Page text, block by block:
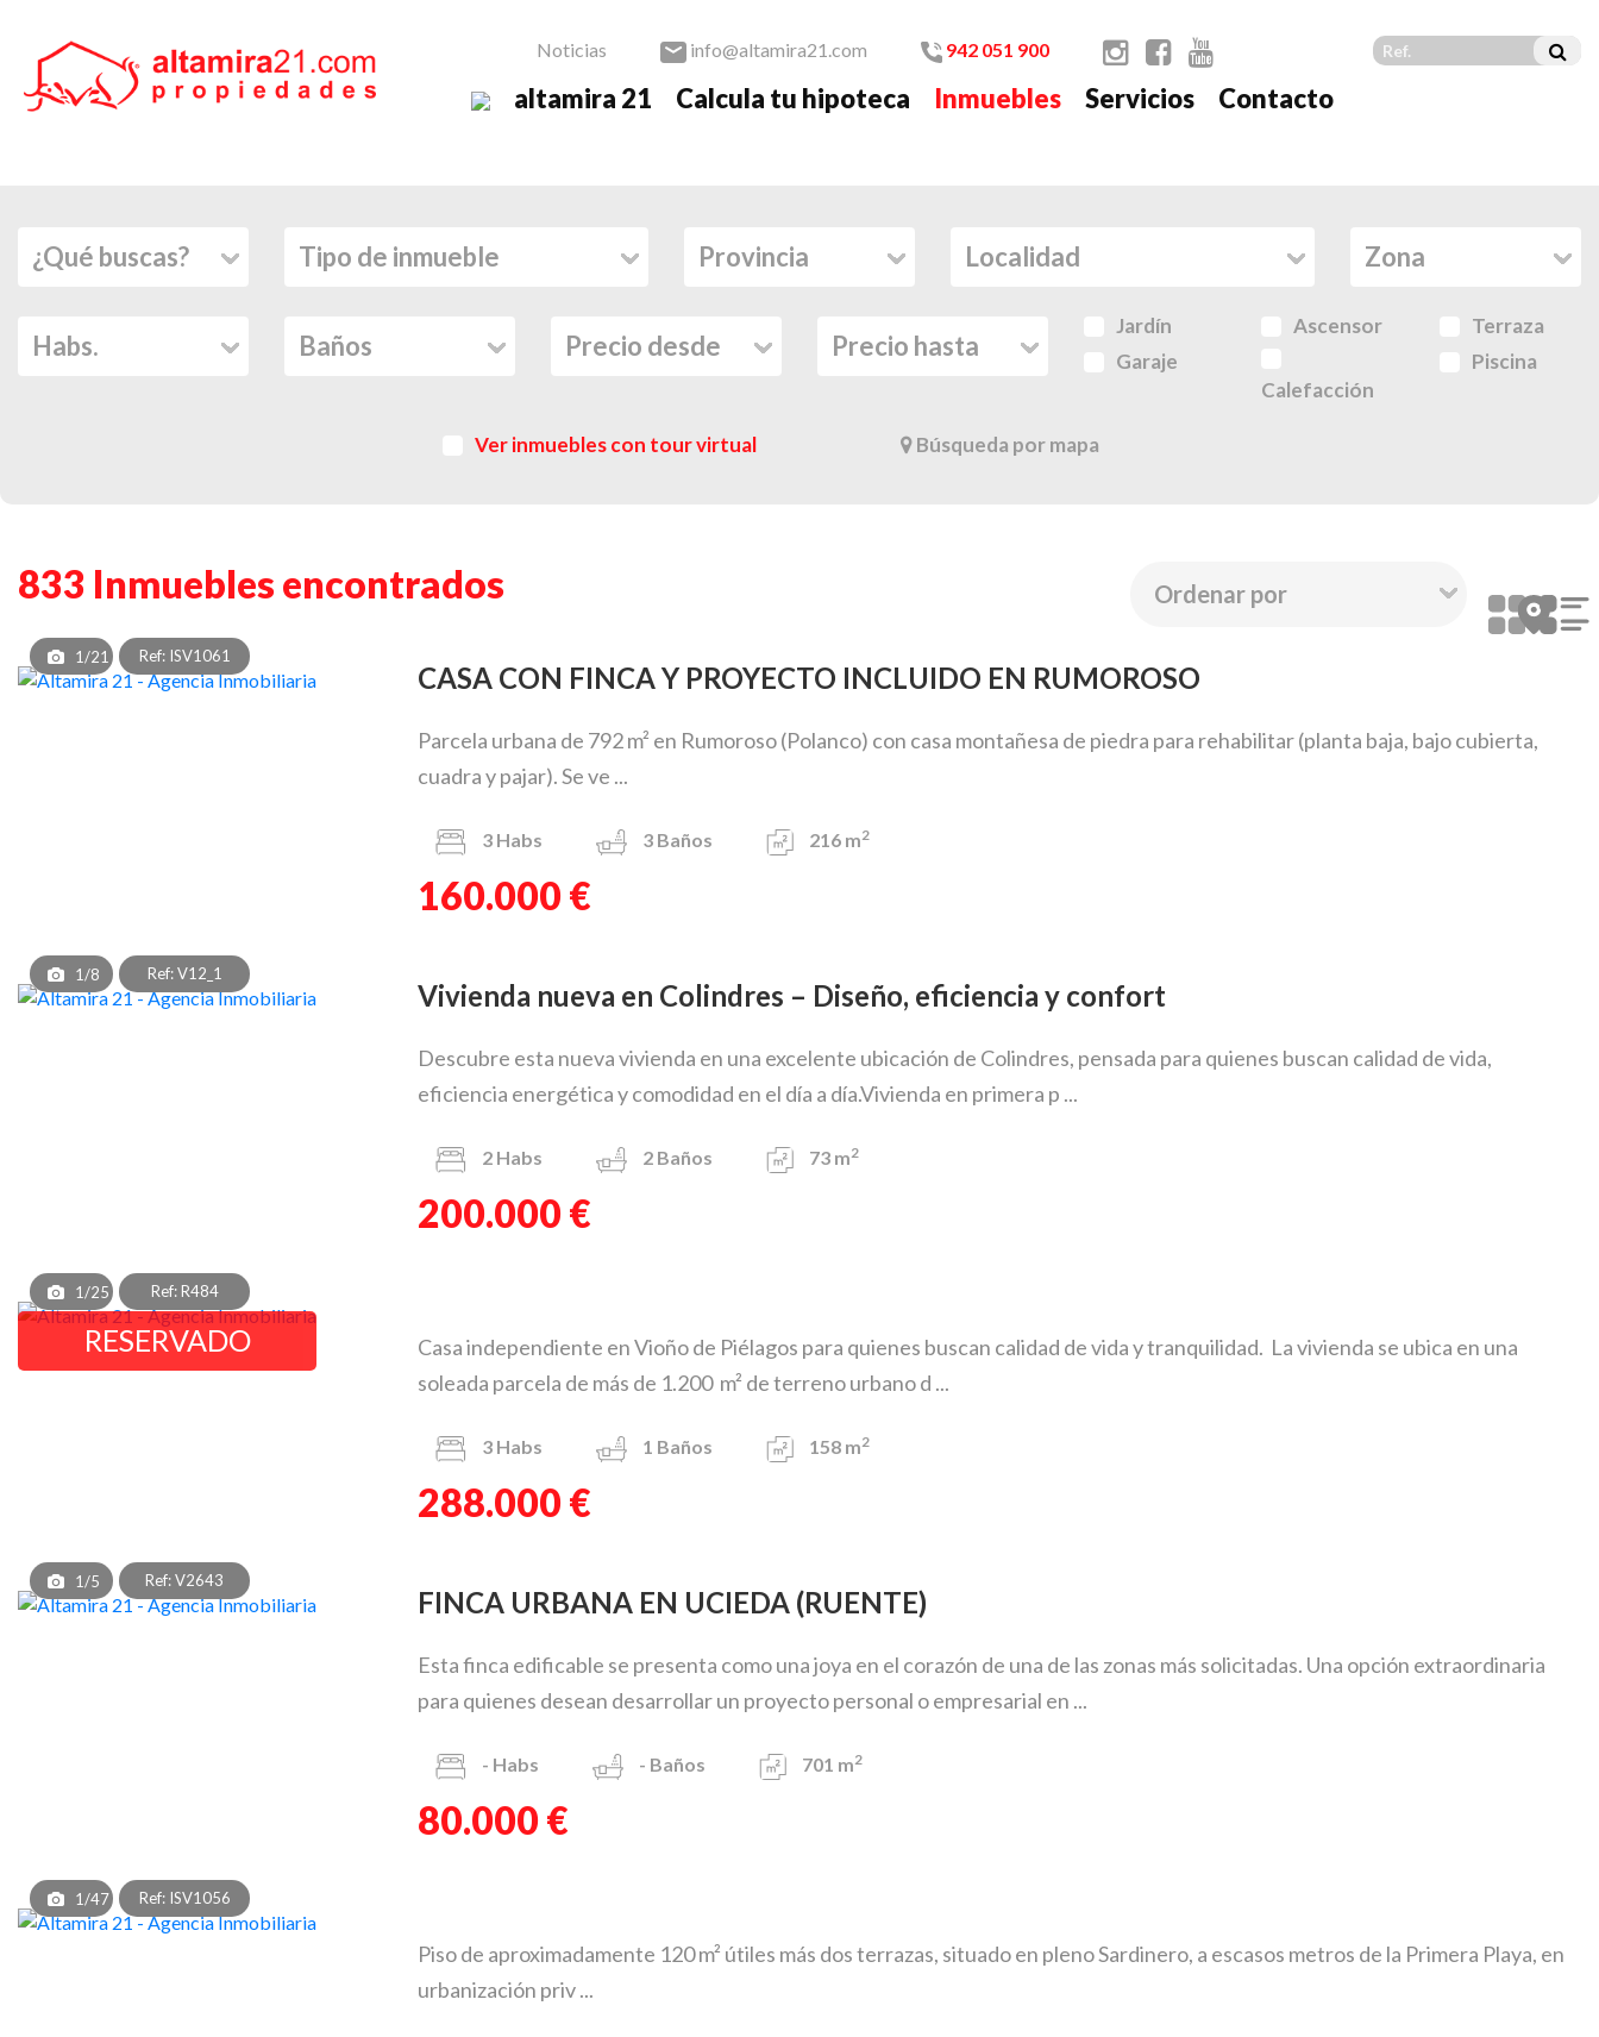
Noticias info@altamira21.com 942 051 900
altamira 21 Calcula tu hipoteca Inmuebles Servicios Contacto
Jardín Ascensor
Terraza
Garaje
Calefacción
Piscina
Ver inmuebles con tour virtual Búsqueda por mapa
833 Inmuebles encontrados
1/21 Ref: ISV1061
CASA CON FINCA Y PROYECTO INCLUIDO EN RUMOROSO
Parcela urbana de 792 m² en Rumoroso (Polanco) con casa montañesa de piedra para rehabilitar (planta baja, bajo cubierta,
cuadra y pajar). Se ve ...
3 Habs 3 Baños 216 m2
160.000 €
1/8 Ref: V12_1
Vivienda nueva en Colindres – Diseño, eficiencia y confort
Descubre esta nueva vivienda en una excelente ubicación de Colindres, pensada para quienes buscan calidad de vida,
eficiencia energética y comodidad en el día a día.Vivienda en primera p ...
2 Habs 2 Baños 73 m2
200.000 €
1/25 Ref: R484
RESERVADO
Casa independiente en Vioño de Piélagos para quienes buscan calidad de vida y tranquilidad. La vivienda se ubica en una
soleada parcela de más de 1.200 m² de terreno urbano d ...
3 Habs 1 Baños 158 m2
288.000 €
1/5 Ref: V2643
FINCA URBANA EN UCIEDA (RUENTE)
Esta finca edificable se presenta como una joya en el corazón de una de las zonas más solicitadas. Una opción extraordinaria
para quienes desean desarrollar un proyecto personal o empresarial en ...
- Habs - Baños 701 m2
80.000 €
1/47 Ref: ISV1056
Piso de aproximadamente 120 m² útiles más dos terrazas, situado en pleno Sardinero, a escasos metros de la Primera Playa, en
urbanización priv ...